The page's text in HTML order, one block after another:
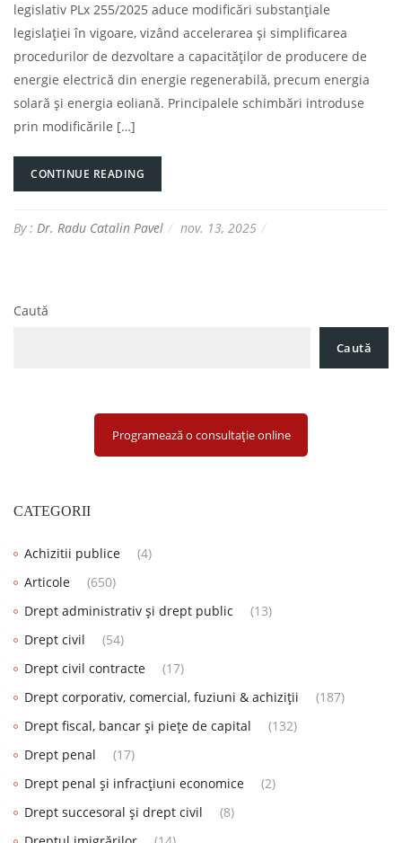
legislativ PLx 255/2025 aduce modificări substanțiale
legislației în vigoare, vizând accelerarea și simplificarea
procedurilor de dezvoltare a capacităților de producere de
energie electrică din energie regenerabilă, precum energia
solară și energia eoliană. Principalele schimbări introduse
prin modificările […]
CONTINUE READING
By : Dr. Radu Catalin Pavel nov. 13, 2025
Caută
Caută
Programează o consultație online
CATEGORII
Achizitii publice
(4)
Articole
(650)
Drept administrativ și drept public
(13)
Drept civil
(54)
Drept civil contracte
(17)
Drept corporativ, comercial, fuziuni & achiziții
(187)
Drept fiscal, bancar și piețe de capital
(132)
Drept penal
(17)
Drept penal și infracțiuni economice
(2)
Drept succesoral și drept civil
(8)